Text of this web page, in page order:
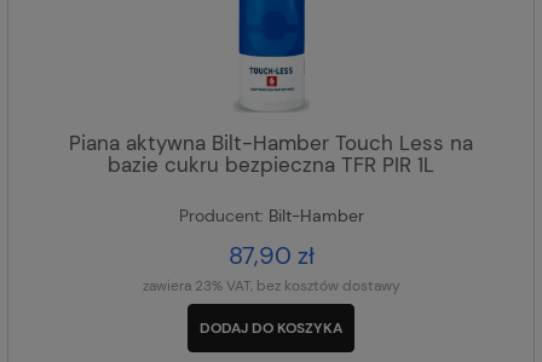
Piana aktywna Bilt-Hamber Touch Less na
bazie cukru bezpieczna TFR PIR 1L
Producent: Bilt-Hamber
87,90 zł
zawiera 23% VAT, bez kosztów dostawy
DODAJ DO KOSZYKA